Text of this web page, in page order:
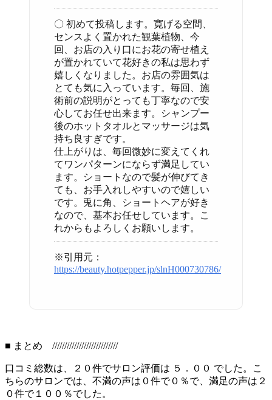
〇 初めて投稿します。寛げる空間、
センスよく置かれた観葉植物、今
回、お店の入り口にお花の寄せ植え
が置かれていて花好きの私は思わず
嬉しくなりました。お店の雰囲気は
とても気に入っています。毎回、施
術前の説明がとっても丁寧なので安
心してお任せ出来ます。シャンプー
後のホットタオルとマッサージは気
持ち良すぎです。
仕上がりは、毎回微妙に変えてくれ
てワンパターンにならず満足してい
ます。ショートなので髪が伸びてき
ても、お手入れしやすいので嬉しい
です。兎に角、ショートヘアが好き
なので、基本お任せしています。こ
れからもよろしくお願いします。
※引用元：
https://beauty.hotpepper.jp/slnH000730786/
■ まとめ ///////////////////////////
口コミ総数は、２０件でサロン評価は ５．００ でした。こ
ちらのサロンでは、不満の声は０件で０％で、満足の声は２
０件で１００％でした。